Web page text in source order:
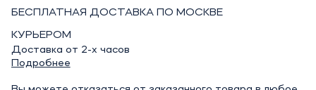
БЕСПЛАТНАЯ ДОСТАВКА ПО МОСКВЕ
КУРЬЕРОМ
Доставка от 2-х часов
Подробнее